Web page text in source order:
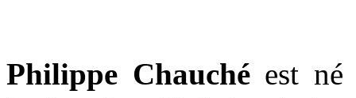
Philippe Chauchéest né